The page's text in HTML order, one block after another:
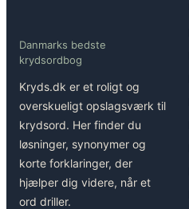
Danmarks bedste
krydsordbog
Kryds.dk er et roligt og
overskueligt opslagsværk til
krydsord. Her finder du
løsninger, synonymer og
korte forklaringer, der
hjælper dig videre, når et
ord driller.